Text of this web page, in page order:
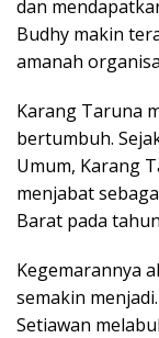
dan
Budhy makin
amanah
Karang Taruna
bertumbuh.
Umum, Karang
menjabat
Barat pada
Kegemarannya
semakin
Setiawan